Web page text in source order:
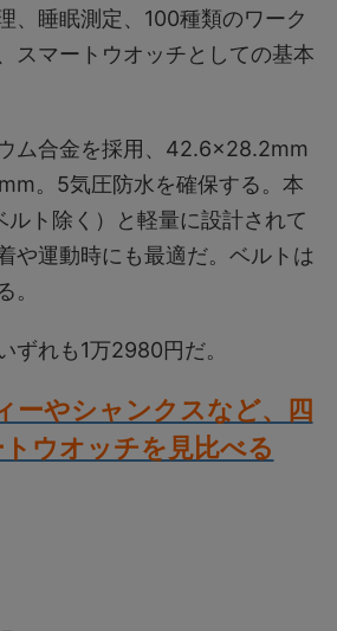
、睡眠測定、100種類のワーク
スマートウオッチとしての基本
ム合金を採用、42.6×28.2mm
。5気圧防水を確保する。本
ルト除く）と軽量に設計されて
や運動時にも最適だ。ベルトは
。
ずれも1万2980円だ。
ーやシャンクスなど、四
ウオッチを見比べる